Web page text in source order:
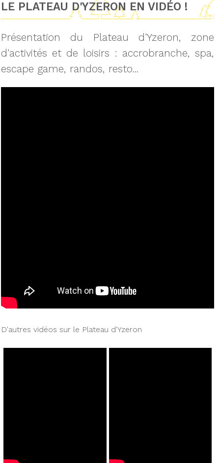
LE PLATEAU D'YZERON EN VIDÉO !
Présentation du Plateau d'Yzeron, zone
d'activités et de loisirs : accrobranche, spa,
escape game, randos, resto...
D'autres vidéos sur le Plateau d'Yzeron